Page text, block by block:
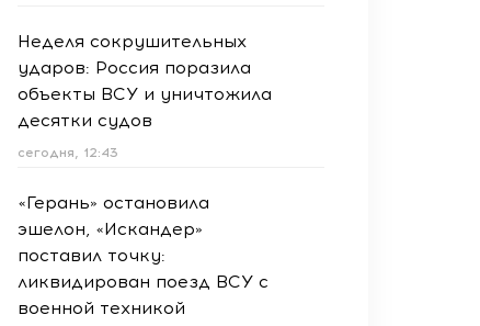
Неделя сокрушительных
ударов: Россия поразила
объекты ВСУ и уничтожила
десятки судов
сегодня, 12:43
«Герань» остановила
эшелон, «Искандер»
поставил точку:
ликвидирован поезд ВСУ с
военной техникой